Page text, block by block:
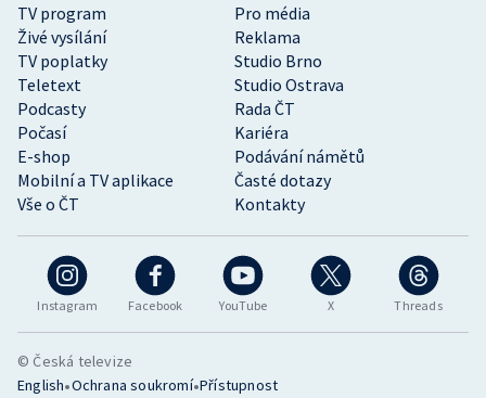
Instagram Facebook YouTube X Threads
TV program
Pro média
Živé vysílání
Reklama
TV poplatky
Studio Brno
Teletext
Studio Ostrava
Podcasty
Rada ČT
Počasí
Kariéra
E-shop
Podávání námětů
Mobilní a TV aplikace
Časté dotazy
Vše o ČT
Kontakty
© Česká televize
English•Ochrana soukromí•Přístupnost